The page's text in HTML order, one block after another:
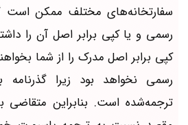
سفارتخانه‌های مختلف ممکن است
رسمی و یا کپی برابر اصل آن را
کپی برابر اصل مدرک را از شما
رسمی نخواهد بود زیرا گذرنامه
ترجمه‌شده است. بنابراین متقاضی